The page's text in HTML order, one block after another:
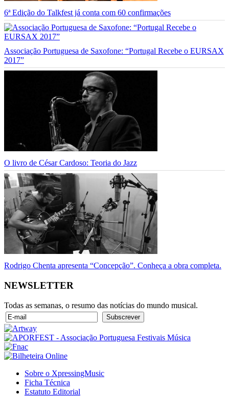
6ª Edição do Talkfest já conta com 60 confirmações
Associação Portuguesa de Saxofone: “Portugal Recebe o EURSAX
2017”
O livro de César Cardoso: Teoria do Jazz
Rodrigo Chenta apresenta “Concepção”. Conheça a obra completa.
NEWSLETTER
Todas as semanas, o resumo das notícias do mundo musical.
Sobre o XpressingMusic
Ficha Técnica
Estatuto Editorial